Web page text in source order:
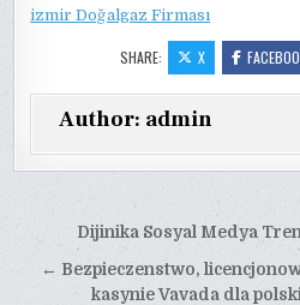
izmir Doğalgaz Firması
SHARE: X
Author: admin
gezinmesi
Dijinika Sosyal Medya
← Bezpieczenstwo,
kasynie Vavada dla